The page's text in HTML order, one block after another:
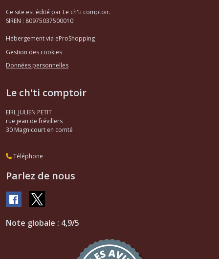
Ce site est édité par Le ch'ti comptoir.
SIREN : 80975037500010
Hébergement via eProShopping
Gestion des cookies
Données personnelles
Le ch'ti comptoir
EIRL JULIEN PETIT
rue jean de frévillers
30 Magnicourt en comté
Téléphone
Parlez de nous
Note globale : 4,9/5